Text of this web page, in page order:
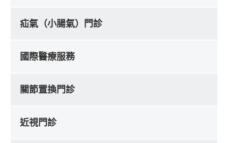
疝氣（小腸氣）門診
國際醫療服務
關節置換門診
近視門診